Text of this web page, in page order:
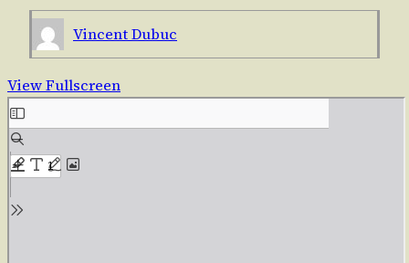
Vincent Dubuc
View Fullscreen